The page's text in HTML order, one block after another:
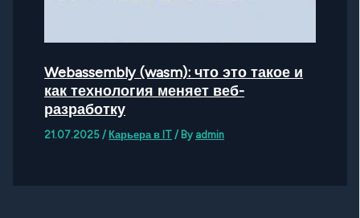
Webassembly (wasm): что это такое и
как технология меняет веб-
разработку
21.07.2025 / Карьера в IT / By admin